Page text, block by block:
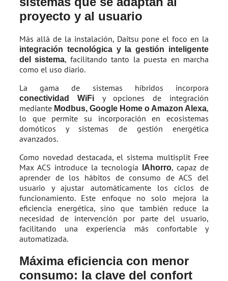
proyecto y al usuario
Más allá de la instalación, Daitsu pone el foco en la
integración tecnológica y la gestión inteligente
del sistema, facilitando tanto la puesta en marcha
como el uso diario.
La gama de sistemas híbridos incorpora
conectividad WiFiy opciones de integración
mediante Modbus, Google Home o Amazon Alexa,
lo que permite su incorporación en ecosistemas
domóticos y sistemas de gestión energética
avanzados.
Como novedad destacada, el sistema multisplit Free
Max ACS introduce la tecnología
IAhorro, capaz de
aprender de los hábitos de consumo de ACS del
usuario y ajustar automáticamente los ciclos de
funcionamiento. Este enfoque no solo mejora la
eficiencia energética, sino que también reduce la
necesidad de intervención por parte del usuario,
facilitando una experiencia más confortable y
automatizada.
Máxima eficiencia con menor
consumo: la clave del confort